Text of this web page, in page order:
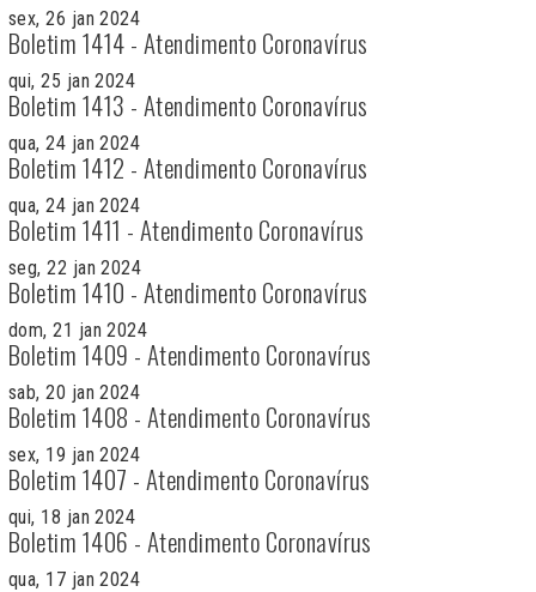
sex, 26 jan 2024
Boletim 1414 - Atendimento Coronavírus
qui, 25 jan 2024
Boletim 1413 - Atendimento Coronavírus
qua, 24 jan 2024
Boletim 1412 - Atendimento Coronavírus
qua, 24 jan 2024
Boletim 1411 - Atendimento Coronavírus
seg, 22 jan 2024
Boletim 1410 - Atendimento Coronavírus
dom, 21 jan 2024
Boletim 1409 - Atendimento Coronavírus
sab, 20 jan 2024
Boletim 1408 - Atendimento Coronavírus
sex, 19 jan 2024
Boletim 1407 - Atendimento Coronavírus
qui, 18 jan 2024
Boletim 1406 - Atendimento Coronavírus
qua, 17 jan 2024